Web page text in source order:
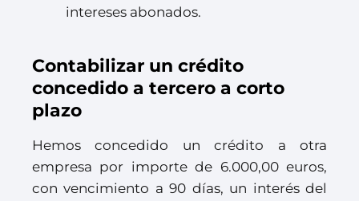
intereses abonados.
Contabilizar un crédito
concedido a tercero a corto
plazo
Hemos concedido un crédito a otra
empresa por importe de 6.000,00 euros,
con vencimiento a 90 días, un interés del